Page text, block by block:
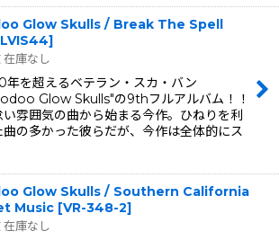
Glow Skulls / Break The Spell
]
在庫なし
年を超えるベテラン・スカ・バン
Glow Skulls"の9thフルアルバム！！
雰囲気の曲から始まる今作。ひねりを利
曲の多かった彼らだが、今作は全体的にス
Glow Skulls / Southern California
Music [VR-348-2]
在庫なし